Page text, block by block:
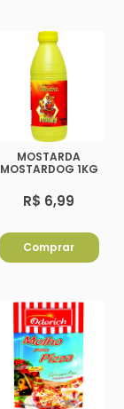
MOSTARDA
MOSTARDOG 1KG
R$ 6,99
Comprar